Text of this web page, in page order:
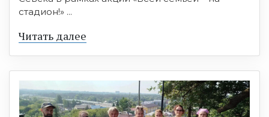
стадион!» ...
Читать далее